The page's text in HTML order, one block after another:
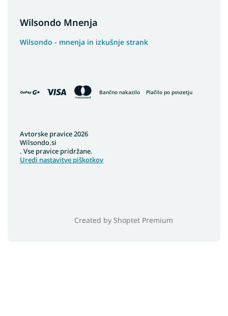
Preproge 200X200
Preproge 133x195
Preproge 400x400
Wilsondo Mnenja
Wilsondo - mnenja in izkušnje strank
Bančno nakazilo Plačilo po povzetju
Created by Shoptet Premium
Avtorske pravice 2026
Wilsondo.si
. Vse pravice pridržane.
Uredi nastavitve piškotkov